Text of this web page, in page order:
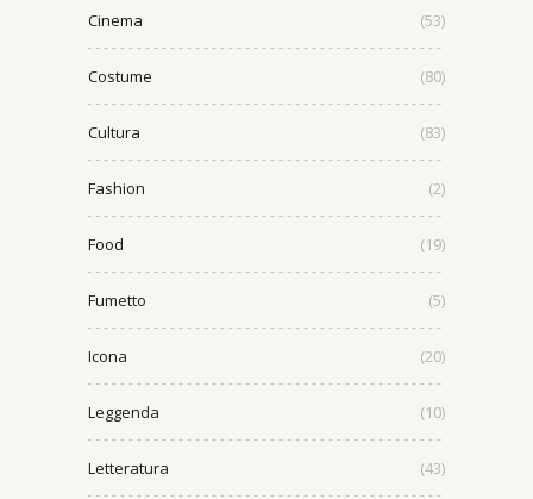
Cinema (53)
Costume (80)
Cultura (83)
Fashion (2)
Food (19)
Fumetto (5)
Icona (20)
Leggenda (10)
Letteratura (43)